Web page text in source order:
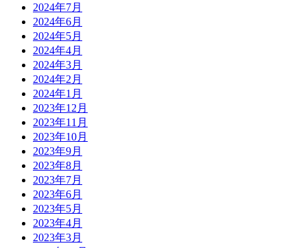
2024年7月
2024年6月
2024年5月
2024年4月
2024年3月
2024年2月
2024年1月
2023年12月
2023年11月
2023年10月
2023年9月
2023年8月
2023年7月
2023年6月
2023年5月
2023年4月
2023年3月